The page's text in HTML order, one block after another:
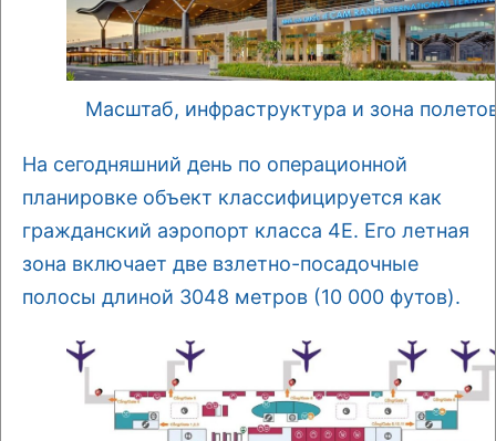
Масштаб, инфраструктура и зона
На сегодняшний день по операционной
планировке объект классифицируется как
гражданский аэропорт класса 4E. Его летная
зона включает две взлетно-посадочные
полосы длиной 3048 метров (10 000 футов).